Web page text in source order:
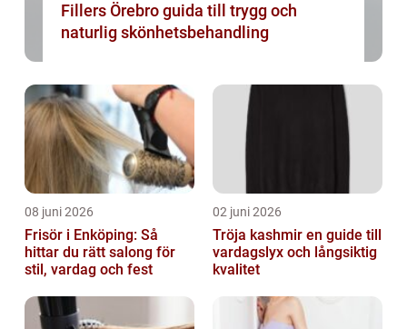
Fillers Örebro guida till trygg och
naturlig skönhetsbehandling
08 juni 2026
Frisör i Enköping: Så
hittar du rätt salong för
stil, vardag och fest
02 juni 2026
Tröja kashmir en guide till
vardagslyx och långsiktig
kvalitet